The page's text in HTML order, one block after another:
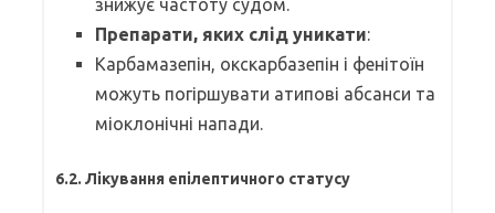
знижує частоту судом.
Препарати, яких слід уникати:
Карбамазепін, окскарбазепін і фенітоїн
можуть погіршувати атипові абсанси та
міоклонічні напади.
6.2. Лікування епілептичного статусу